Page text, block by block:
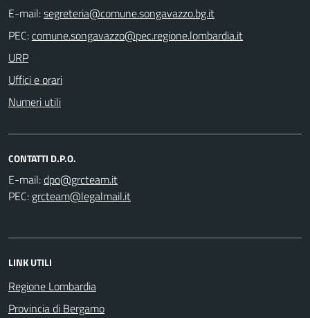
E-mail:
PEC:
URP
Uffici e orari
Numeri utili
CONTATTI D.P.O.
E-mail:
PEC:
LINK UTILI
Regione Lombardia
Provincia di Bergamo